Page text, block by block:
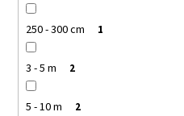
250 - 300 cm 1
3 - 5 m 2
5 - 10 m 2